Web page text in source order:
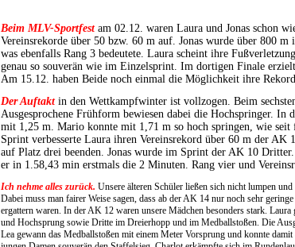
Beim MLV-Sportfestam 02.12. waren Laura und Jonas schon
Vereinsrekorde über 50 bzw. 60 m auf. Jonas wurde über 800
was ebenfalls Rang 3 bedeutete. Laura scheint ihre
genau so souverän wie im Einzelsprint. Im dortigen Finale
Am 15.12. haben Beide noch einmal die Möglichkeit ihre
Der Auftakt in den Wettkampfwinter ist vollzogen. Beim
Ausgesprochene Frühform bewiesen dabei die Hochspringer.
mit 1,25 m. Mario konnte mit 1,71 m so hoch springen, wie
Sprint verbesserte Laura ihren Vereinsrekord über 60 m der
auf Platz drei beenden. Jonas wurde im Sprint der AK 10
er in 1.58,43 min erstmals die 2 Minuten. Rang vier und
Ich nehme alles zurück. Unsere älteren Schüler ließen sich nicht lumpen
Dabei muss man fairer Weise sagen, dass ab der AK 14 nur noch sehr
ergattern waren. In der AK 12 waren unsere Mädchen besonders stark.
und Hochsprung sowie Dritte im Dreierhopp und im Medballstoßen. Die
Lea gewann das Medballstoßen mit einem Meter Vorsprung und konnte